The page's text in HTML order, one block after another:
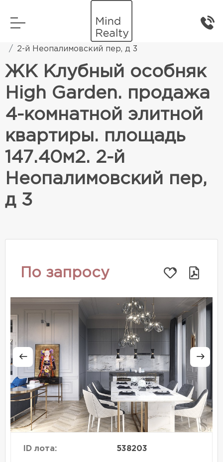
Элитная жилая недвижимость
2-й Неопалимовский пер, д 3
ЖК Клубный особняк
High Garden. продажа
4-комнатной элитной
квартиры. площадь
147.40м2. 2-й
Неопалимовский пер,
д 3
По запросу
ID лота: 538203